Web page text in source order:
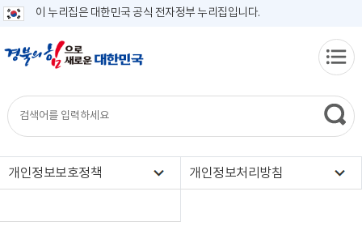
이 누리집은 대한민국 공식 전자정부 누리집입니다.
개인정보보호정책 개인정보처리방침